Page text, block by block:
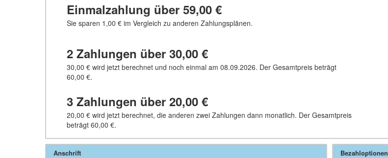
Einmalzahlung über 59,00 €
Sie sparen 1,00 € im Vergleich zu anderen Zahlungsplänen.
2 Zahlungen über 30,00 €
30,00 € wird jetzt berechnet und noch einmal am 08.09.2026. Der Gesamtpreis beträgt
60,00 €.
3 Zahlungen über 20,00 €
20,00 € wird jetzt berechnet, die anderen zwei Zahlungen dann monatlich. Der Gesamtpreis
beträgt 60,00 €.
Anschrift Bezahloptionen